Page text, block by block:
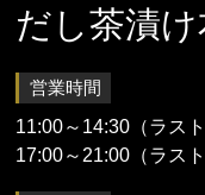
だし茶漬
営業時間
11:00～14:30（ラス
17:00～21:00（ラス